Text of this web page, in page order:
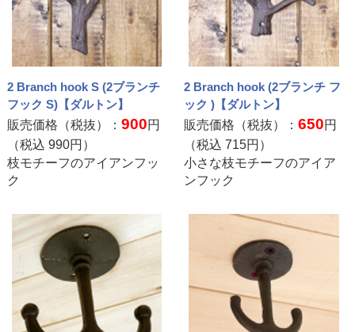
2 Branch hook S (2ブランチ
フック S)【ダルトン】
販売価格（税抜）： 900円
（税込 990円）
枝モチーフのアイアンフッ
ク
2 Branch hook (2ブランチ フ
ック )【ダルトン】
販売価格（税抜）：650円
（税込715円）
小さな枝モチーフのアイア
ンフック